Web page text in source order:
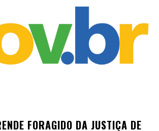
FORAGIDO DA JUSTIÇA DE